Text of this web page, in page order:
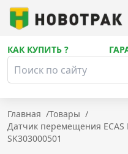
КАК КУПИТЬ ?
Главная /Товары /
Датчик перемещения
SK303000501